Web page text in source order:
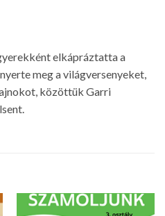
elkápráztatta a
meg a világversenyeket,
közöttük Garri